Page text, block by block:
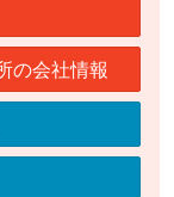
の会社情報